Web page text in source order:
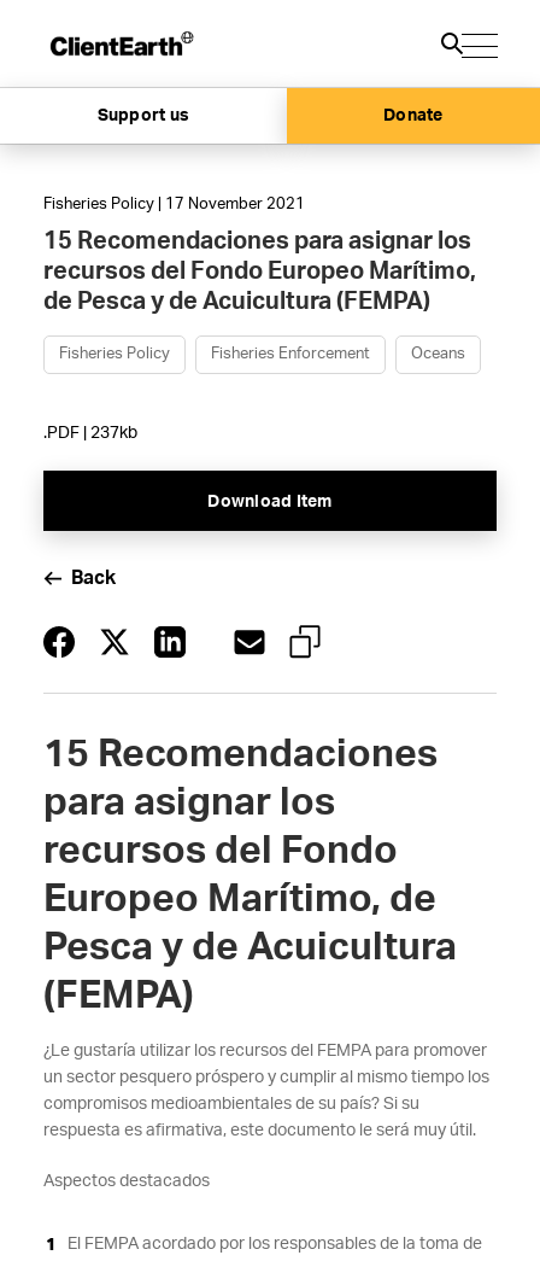
Support us Donate
Fisheries Policy | 17 November 2021
15 Recomendaciones para asignar los
recursos del Fondo Europeo Marítimo,
de Pesca y de Acuicultura (FEMPA)
Fisheries Policy Fisheries Enforcement Oceans
.PDF | 237kb
Download Item
Back
15 Recomendaciones
para asignar los
recursos del Fondo
Europeo Marítimo, de
Pesca y de Acuicultura
(FEMPA)
¿Le gustaría utilizar los recursos del FEMPA para promover
un sector pesquero próspero y cumplir al mismo tiempo los
compromisos medioambientales de su país? Si su
respuesta es afirmativa, este documento le será muy útil.
Aspectos destacados
El FEMPAacordado por los responsables de la toma de